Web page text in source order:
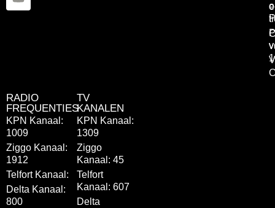
RADIO
FREQUENTIES
KPN Kanaal:
1009
Ziggo Kanaal:
1912
Telfort Kanaal:
Delta Kanaal:
800
TV
KANALEN
KPN Kanaal:
1309
Ziggo
Kanaal: 45
Telfort
Kanaal: 607
Delta